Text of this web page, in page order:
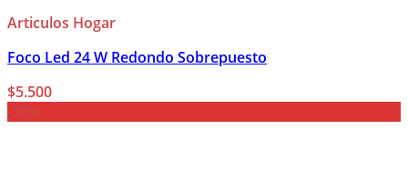
Articulos Hogar
Foco Led 24 W Redondo Sobrepuesto
$5.500